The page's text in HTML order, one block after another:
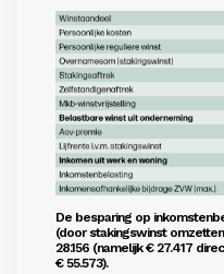
De besparing op
(door stakingswinst
28.156 (namelijk € 27.417
€ 55.573).